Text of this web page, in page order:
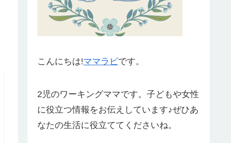
こんにちは!ママラビです。
2児のワーキングママです。子どもや女性
に役立つ情報をお伝えしています♪ぜひあ
なたの生活に役立ててくださいね。